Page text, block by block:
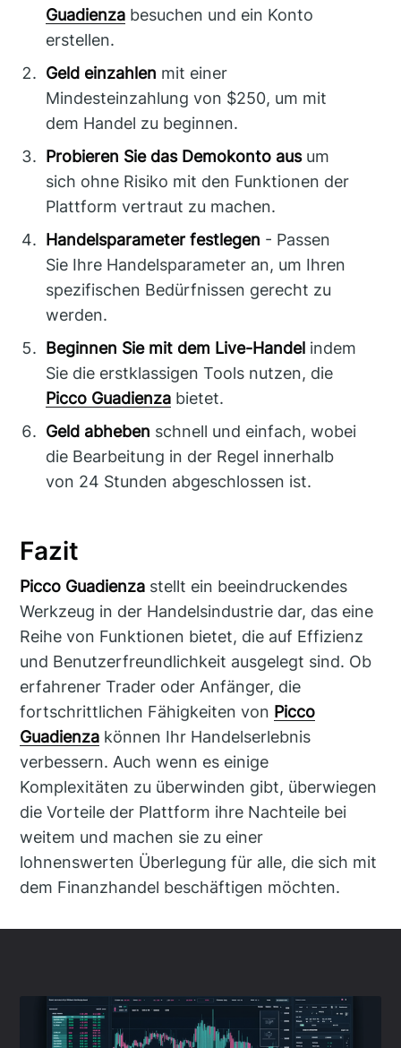
Guadienza besuchen und ein Konto
erstellen.
Geld einzahlen mit einer
Mindesteinzahlung von $250, um mit
dem Handel zu beginnen.
Probieren Sie das Demokonto ausum
sich ohne Risiko mit den Funktionen der
Plattform vertraut zu machen.
Handelsparameter festlegen - Passen
Sie Ihre Handelsparameter an, um Ihren
spezifischen Bedürfnissen gerecht zu
werden.
Beginnen Sie mit dem Live-Handel indem
Sie die erstklassigen Tools nutzen, die
Picco Guadienza bietet.
Geld abheben schnell und einfach, wobei
die Bearbeitung in der Regel innerhalb
von 24 Stunden abgeschlossen ist.
Fazit
Picco Guadienza stellt ein beeindruckendes
Werkzeug in der Handelsindustrie dar, das eine
Reihe von Funktionen bietet, die auf Effizienz
und Benutzerfreundlichkeit ausgelegt sind. Ob
erfahrener Trader oder Anfänger, die
fortschrittlichen Fähigkeiten von Picco
Guadienza können Ihr Handelserlebnis
verbessern. Auch wenn es einige
Komplexitäten zu überwinden gibt, überwiegen
die Vorteile der Plattform ihre Nachteile bei
weitem und machen sie zu einer
lohnenswerten Überlegung für alle, die sich mit
dem Finanzhandel beschäftigen möchten.